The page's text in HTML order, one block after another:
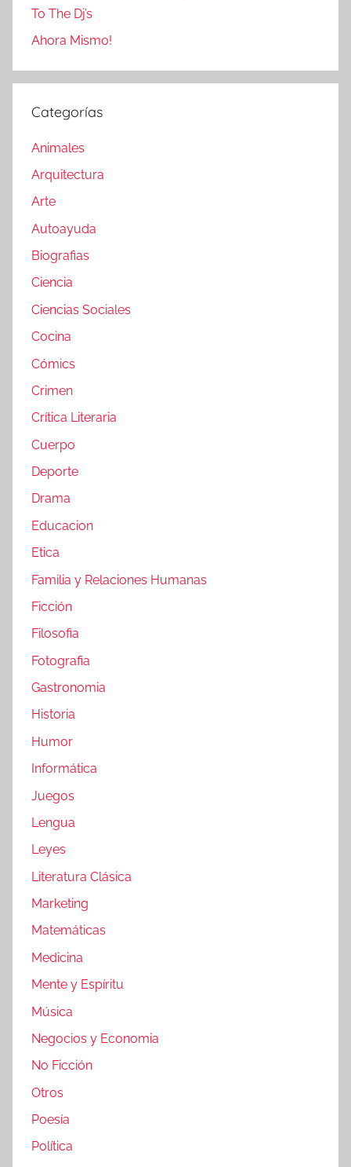
To The Dj’s
Ahora Mismo!
Categorías
Animales
Arquitectura
Arte
Autoayuda
Biografias
Ciencia
Ciencias Sociales
Cocina
Cómics
Crimen
Crítica Literaria
Cuerpo
Deporte
Drama
Educacion
Etica
Familia y Relaciones Humanas
Ficción
Filosofia
Fotografia
Gastronomia
Historia
Humor
Informática
Juegos
Lengua
Leyes
Literatura Clásica
Marketing
Matemáticas
Medicina
Mente y Espíritu
Música
Negocios y Economia
No Ficción
Otros
Poesía
Política